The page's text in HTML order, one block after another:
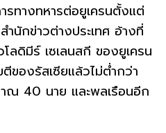
รทางทหารต่อยูเครนตั้งแต่
นักข่าวต่างประเทศ อ้างที่
ลดิมีร์ เซเลนสกี ของยูเครน
ของรัสเซียแล้วไม่ต่ำกว่า
ณ 40 นาย และพลเรือนอีก